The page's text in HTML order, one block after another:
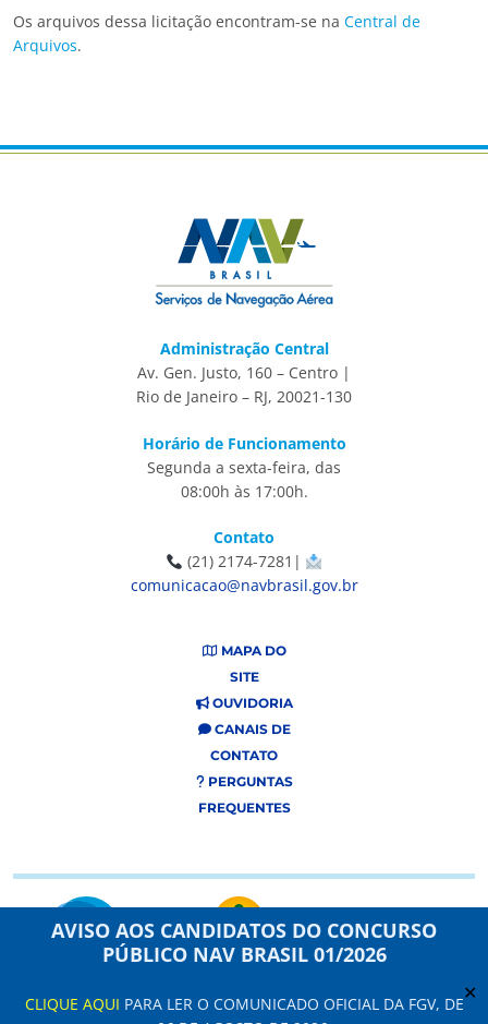
AVISO AOS CANDIDATOS DO CONCURSO
PÚBLICO NAV BRASIL 01/2026
CLIQUE AQUI PARA LER O COMUNICADO OFICIAL DA FGV, DE✕
Os arquivos dessa licitação encontram-se na Central de
Arquivos.
Administração Central
Av. Gen. Justo, 160 – Centro |
Rio de Janeiro – RJ, 20021-130
Horário de Funcionamento
Segunda a sexta-feira, das
08:00h às 17:00h.
Contato
(21) 2174-7281|
comunicacao@navbrasil.gov.br
MAPA DO
SITE
OUVIDORIA
CANAIS DE
CONTATO
PERGUNTAS
FREQUENTES